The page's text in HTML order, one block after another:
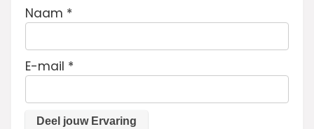
Naam *
E-mail *